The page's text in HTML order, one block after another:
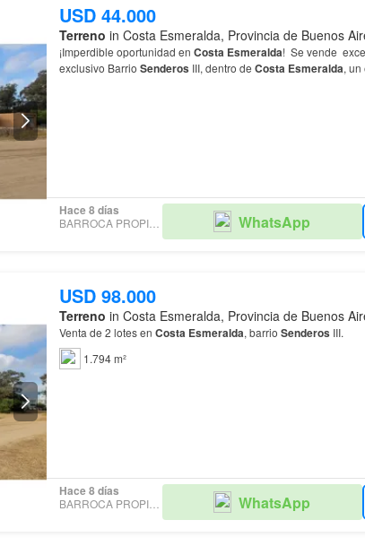
USD 44.000
Terreno in Costa Esmeralda, Provincia de Buenos
¡Imperdible oportunidad en Costa Esmeralda! Se vende
exclusivo Barrio Senderos III, dentro de Costa Esmeralda,
Hace 8 días
BARROCA PROPIEDADES WhatsApp
USD 98.000
Terreno in Costa Esmeralda, Provincia de Buenos
Venta de 2 lotes en Costa Esmeralda, barrio Senderos III.
1.794 m²
Hace 8 días
BARROCA PROPIEDADES WhatsApp